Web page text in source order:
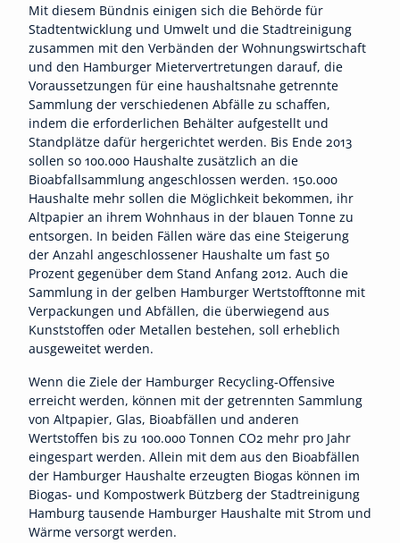
Mit diesem Bündnis einigen sich die Behörde für
Stadtentwicklung und Umwelt und die Stadtreinigung
zusammen mit den Verbänden der Wohnungswirtschaft
und den Hamburger Mietervertretungen darauf, die
Voraussetzungen für eine haushaltsnahe getrennte
Sammlung der verschiedenen Abfälle zu schaffen,
indem die erforderlichen Behälter aufgestellt und
Standplätze dafür hergerichtet werden. Bis Ende 2013
sollen so 100.000 Haushalte zusätzlich an die
Bioabfallsammlung angeschlossen werden. 150.000
Haushalte mehr sollen die Möglichkeit bekommen, ihr
Altpapier an ihrem Wohnhaus in der blauen Tonne zu
entsorgen. In beiden Fällen wäre das eine Steigerung
der Anzahl angeschlossener Haushalte um fast 50
Prozent gegenüber dem Stand Anfang 2012. Auch die
Sammlung in der gelben Hamburger Wertstofftonne mit
Verpackungen und Abfällen, die überwiegend aus
Kunststoffen oder Metallen bestehen, soll erheblich
ausgeweitet werden.
Wenn die Ziele der Hamburger Recycling-Offensive
erreicht werden, können mit der getrennten Sammlung
von Altpapier, Glas, Bioabfällen und anderen
Wertstoffen bis zu 100.000 Tonnen CO2 mehr pro Jahr
eingespart werden. Allein mit dem aus den Bioabfällen
der Hamburger Haushalte erzeugten Biogas können im
Biogas- und Kompostwerk Bützberg der Stadtreinigung
Hamburg tausende Hamburger Haushalte mit Strom und
Wärme versorgt werden.